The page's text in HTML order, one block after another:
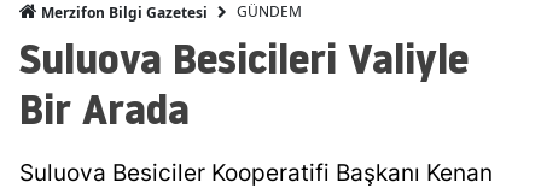
Merzifon Bilgi Gazetesi GÜNDEM
Suluova Besicileri Valiyle
Bir Arada
Suluova Besiciler Kooperatifi Başkanı Kenan